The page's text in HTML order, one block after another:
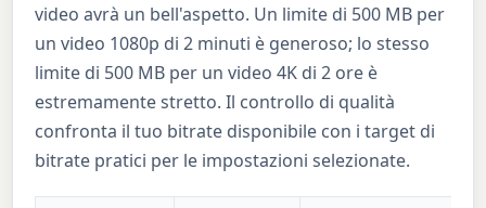
video avrà un bell'aspetto. Un limite di 500 MB per
un video 1080p di 2 minuti è generoso; lo stesso
limite di 500 MB per un video 4K di 2 ore è
estremamente stretto. Il controllo di qualità
confronta il tuo bitrate disponibile con i target di
bitrate pratici per le impostazioni selezionate.